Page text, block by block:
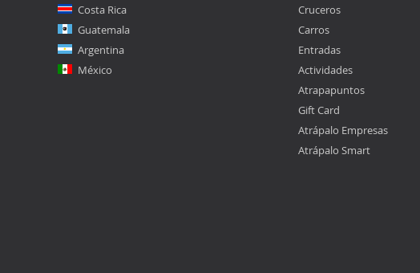
Costa Rica
Guatemala
Argentina
México
Cruceros
Carros
Entradas
Actividades
Atrapapuntos
Gift Card
Atrápalo Empresas
Atrápalo Smart